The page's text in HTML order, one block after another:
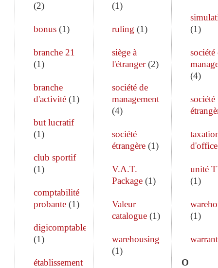
(2)
bonus (1)
branche 21
(1)
branche
d'activité (1)
but lucratif
(1)
club sportif
(1)
comptabilité
probante (1)
digicomptable
(1)
établissement
(1)
ruling (1)
siège à
l'étranger(2)
société de
management
(4)
société
étrangère(1)
V.A.T.
Package(1)
Valeur
catalogue(1)
warehousing
(1)
(1)
société
(4)
société
d'office
unité
(1)
(1)
warrant
O